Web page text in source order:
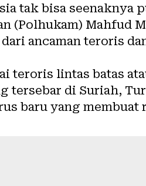
tak bisa seenaknya
(Polhukam) Mahfud
ancaman teroris
teroris lintas batas
tersebar di Suriah,
baru yang membuat